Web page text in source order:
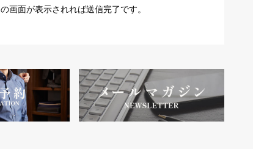
画面が表示されれば送信完了です。